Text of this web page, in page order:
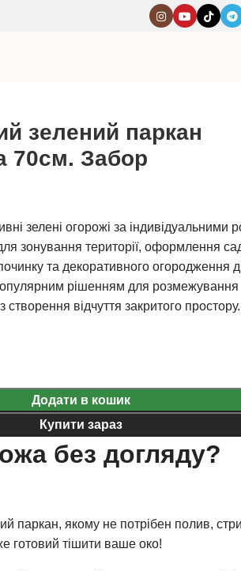
зелений паркан
70см. Забор
зелені огорожі за індивідуальними
зонування території, оформлення
та декоративного огородження
рішенням для розмежування
створення відчуття закритого
Додати в кошик
Купити зараз
без догляду?
паркан, якому не потрібен полив,
готовий тішити ваше око!